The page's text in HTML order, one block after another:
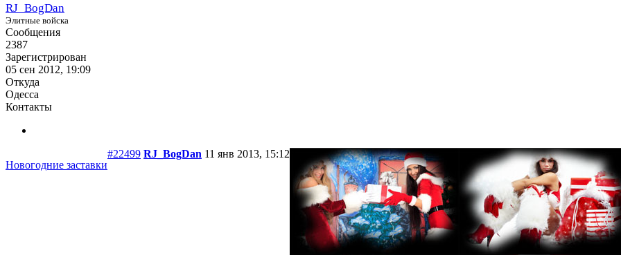
RJ_BogDan
Элитные войска
Сообщения
2387
Зарегистрирован
05 сен 2012, 19:09
Откуда
Одесса
Контакты
Новогодние заставки
#22499 RJ_BogDan 11 янв 2013, 15:12